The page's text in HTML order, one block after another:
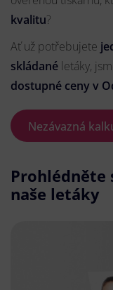
kvalitu?
Ať už potřebujete
skládané letáky,
dostupné ceny v
Nezávazná
Prohlédněte
naše letáky